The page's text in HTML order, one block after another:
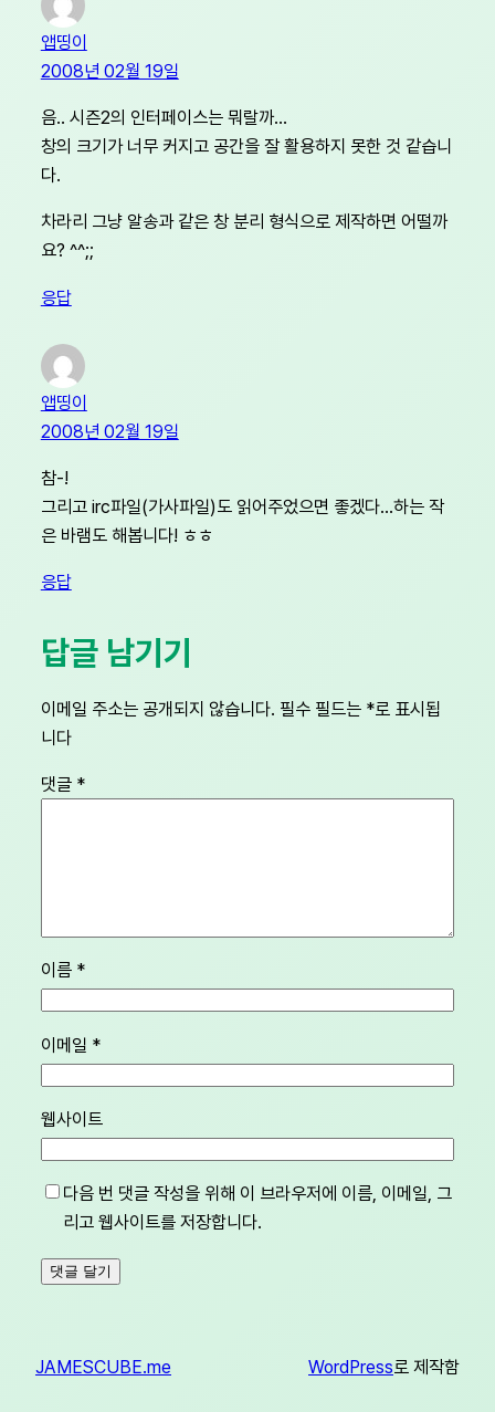
앱띵이
2008년 02월 19일
음.. 시즌2의 인터페이스는 뭐랄까…
창의 크기가 너무 커지고 공간을 잘 활용하지 못한 것 같습니
다.
차라리 그냥 알송과 같은 창 분리 형식으로 제작하면 어떨까
요? ^^;;
응답
앱띵이
2008년 02월 19일
참-!
그리고 irc파일(가사파일)도 읽어주었으면 좋겠다…하는 작
은 바램도 해봅니다! ㅎㅎ
응답
답글 남기기
이메일 주소는 공개되지 않습니다. 필수 필드는 *로 표시됩
니다
댓글 *
이름 *
이메일 *
웹사이트
다음 번 댓글 작성을 위해 이 브라우저에 이름, 이메일, 그
리고 웹사이트를 저장합니다.
JAMESCUBE.me WordPress로 제작함